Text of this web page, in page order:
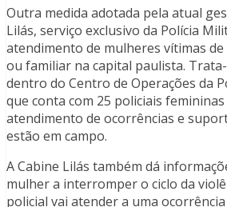
Outra medida adotada pela atual
Lilás, serviço exclusivo da Polícia
atendimento de mulheres vítimas
ou familiar na capital paulista.
dentro do Centro de Operações da
que conta com 25 policiais
atendimento de ocorrências e
estão em campo.
A Cabine Lilás também dá
mulher a interromper o ciclo da
policial vai atender a uma